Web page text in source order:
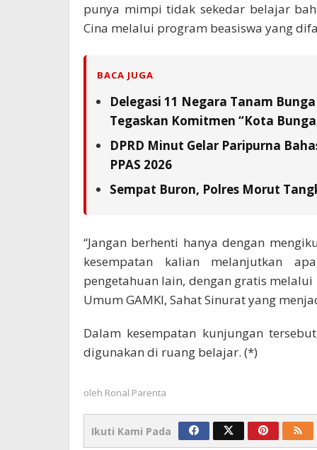
punya mimpi tidak sekedar belajar
Cina melalui program beasiswa yang
BACA JUGA
Delegasi 11 Negara Tanam
Tegaskan Komitmen “Kota
DPRD Minut Gelar Paripurna
PPAS 2026
Sempat Buron, Polres Morut
“Jangan berhenti hanya dengan
kesempatan kalian melanjutkan
pengetahuan lain, dengan gratis melalui
Umum GAMKI, Sahat Sinurat yang
Dalam kesempatan kunjungan
digunakan di ruang belajar. (*)
oleh Ronal Parenta
Ikuti Kami Pada